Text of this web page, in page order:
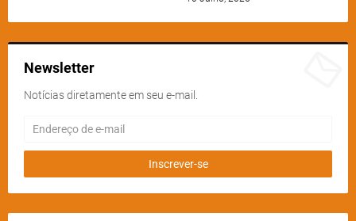
Newsletter
Notícias diretamente em seu e-mail.